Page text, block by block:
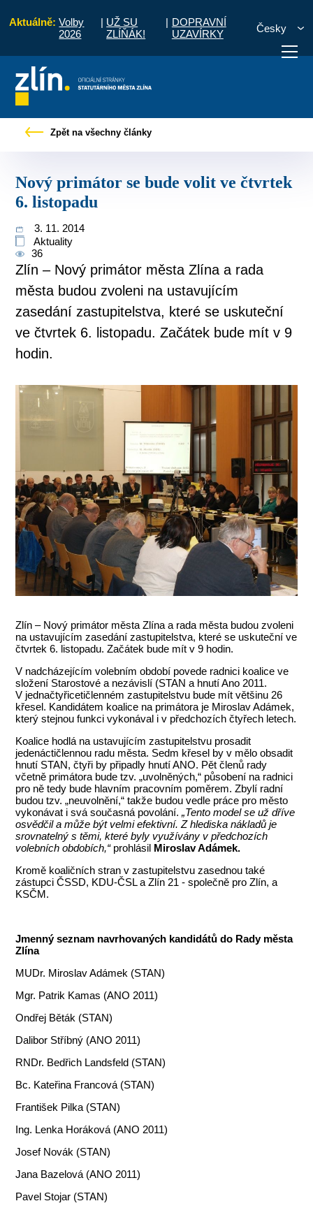
Aktuálně: Volby
2026
| UŽ SU
ZLÍŇÁK!
| DOPRAVNÍ
UZAVÍRKY
Česky
vyřídit Potřebuji zaplatit
Zpět na všechny články
Nový primátor se bude volit ve čtvrtek
6. listopadu
3. 11. 2014
Aktuality
36
Zlín – Nový primátor města Zlína a rada
města budou zvoleni na ustavujícím
zasedání zastupitelstva, které se uskuteční
ve čtvrtek 6. listopadu. Začátek bude mít v 9
hodin.
Zlín – Nový primátor města Zlína a rada města budou zvoleni
na ustavujícím zasedání zastupitelstva, které se uskuteční ve
čtvrtek 6. listopadu. Začátek bude mít v 9 hodin.
V nadcházejícím volebním období povede radnici koalice ve
složení Starostové a nezávislí (STAN a hnutí Ano 2011.
V jednačtyřicetičlenném zastupitelstvu bude mít většinu 26
křesel. Kandidátem koalice na primátora je Miroslav Adámek,
který stejnou funkci vykonával i v předchozích čtyřech letech.
Koalice hodlá na ustavujícím zastupitelstvu prosadit
jedenáctičlennou radu města. Sedm křesel by v mělo obsadit
hnutí STAN, čtyři by připadly hnutí ANO. Pět členů rady
včetně primátora bude tzv. „uvolněných,“ působení na radnici
pro ně tedy bude hlavním pracovním poměrem. Zbylí radní
budou tzv. „neuvolnění,“ takže budou vedle práce pro město
vykonávat i svá současná povolání.„Tento model se už dříve
osvědčil a může být velmi efektivní. Z hlediska nákladů je
srovnatelný s těmi, které byly využívány v předchozích
volebních obdobích,“prohlásil Miroslav Adámek.
Kromě koaličních stran v zastupitelstvu zasednou také
zástupci ČSSD, KDU-ČSL a Zlín 21 - společně pro Zlín, a
KSČM.
Jmenný seznam navrhovaných kandidátů do Rady města
Zlína
MUDr. Miroslav Adámek (STAN)
Mgr. Patrik Kamas (ANO 2011)
Ondřej Běták (STAN)
Dalibor Stříbný (ANO 2011)
RNDr. Bedřich Landsfeld (STAN)
Bc. Kateřina Francová (STAN)
František Pilka (STAN)
Ing. Lenka Horáková (ANO 2011)
Josef Novák (STAN)
Jana Bazelová (ANO 2011)
Pavel Stojar (STAN)